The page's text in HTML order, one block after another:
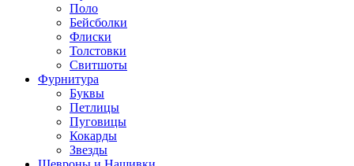
Поло
Бейсболки
Флиски
Толстовки
Свитшоты
Фурнитура
Буквы
Петлицы
Пуговицы
Кокарды
Звезды